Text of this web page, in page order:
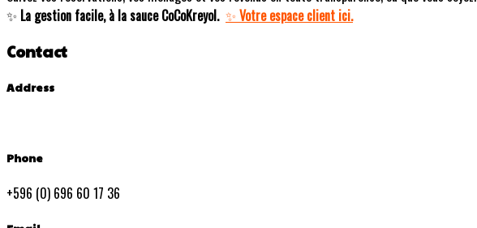
✨ La gestion facile, à la sauce CoCoKreyol. ✨ Votre espace client ici.
Contact
Address
Phone
+596 (0) 696 60 17 36